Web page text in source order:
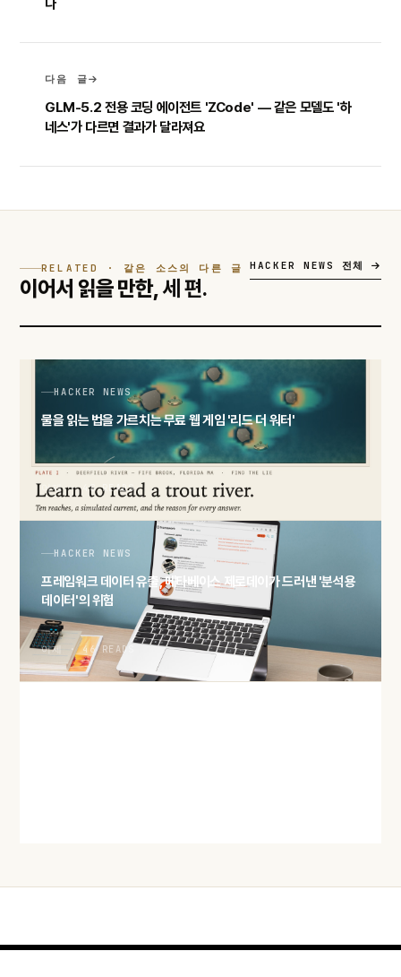
다음 글
GLM-5.2 전용 코딩 에이전트 'ZCode' — 같은 모델도 '하
네스'가 다르면 결과가 달라져요
RELATED · 같은 소스의 다른 글
이어서 읽을 만한,세 편.
HACKER NEWS 전체
HACKER NEWS
물을 읽는 법을 가르치는 무료 웹 게임 '리드 더 워터'
어제 · 48 READS
HACKER NEWS
프레임워크 데이터 유출, 메타베이스 제로데이가 드러낸 '분석용
데이터'의 위험
어제 · 46 READS